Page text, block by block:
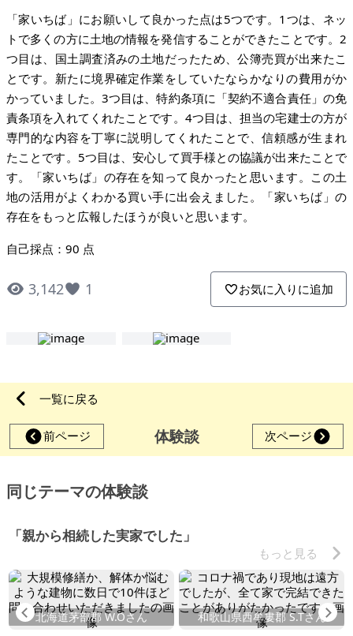
「家いちば」にお願いして良かった点は5つです。1つは、ネッ
トで多くの方に土地の情報を発信することができたことです。2
つ目は、国土調査済みの土地だったため、公簿売買が出来たこ
とです。新たに境界確定作業をしていたならかなりの費用がか
かっていました。3つ目は、特約条項に「契約不適合責任」の免
責条項を入れてくれたことです。4つ目は、担当の宅建士の方が
専門的な内容を丁寧に説明してくれたことで、信頼感が生まれ
たことです。5つ目は、安心して買手様との協議が出来たことで
す。「家いちば」の存在を知って良かったと思います。この土
地の活用がよくわかる買い手に出会えました。「家いちば」の
存在をもっと広報したほうが良いと思います。
自己採点：90 点
3,142 1 お気に入りに追加
一覧に戻る
前ページ 体験談 次ページ
同じテーマの体験談
「親から相続した実家でした」
もっと見る
Previous
北海道茅部郡 W.Oさん 和歌山県西牟婁郡 S.Tさん